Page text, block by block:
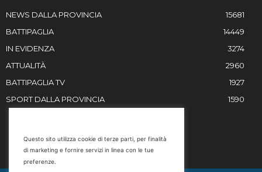
NEWS DALLA PROVINCIA
15681
BATTIPAGLIA
14449
IN EVIDENZA
3274
ATTUALITÀ
2960
BATTIPAGLIA TV
1927
SPORT DALLA PROVINCIA
1590
Email
Questo sito utilizza cookie di terze parti, per finalità
di marketing e fornire servizi in linea con le tue
preferenze.